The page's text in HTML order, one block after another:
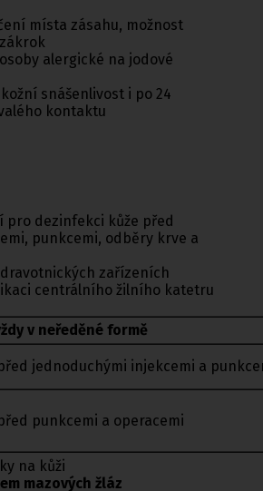
místa zásahu, možnost
alergické na jodové
snášenlivost i po 24
kontaktu
pro dezinfekci kůže před
punkcemi, odběry krve a
zařízeních
centrálního žilního katetru
v neředěné formě
jednoduchými injekcemi a
punkcemi a operacemi
na kůži
mazových žláz